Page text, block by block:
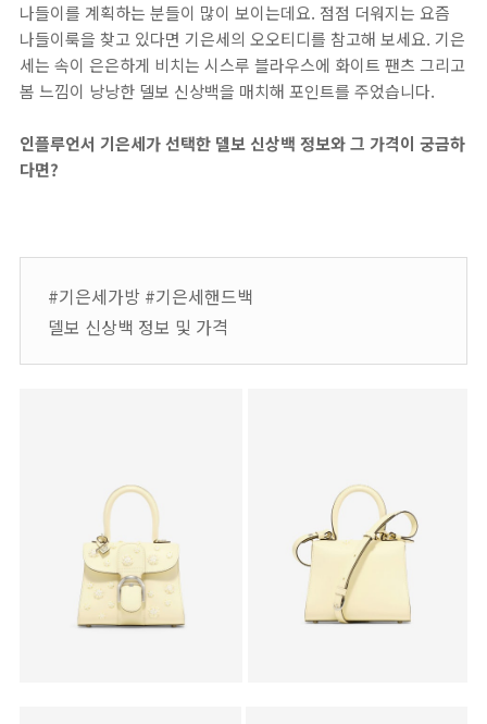
나들이를 계획하는 분들이 많이 보이는데요. 점점 더워지는 요즘
나들이룩을 찾고 있다면 기은세의 오오티디를 참고해 보세요. 기은
세는 속이 은은하게 비치는 시스루 블라우스에 화이트 팬츠 그리고
봄 느낌이 낭낭한 델보 신상백을 매치해 포인트를 주었습니다.
인플루언서 기은세가 선택한 델보 신상백 정보와 그 가격이 궁금하
다면?
#기은세가방 #기은세핸드백
델보 신상백 정보 및 가격